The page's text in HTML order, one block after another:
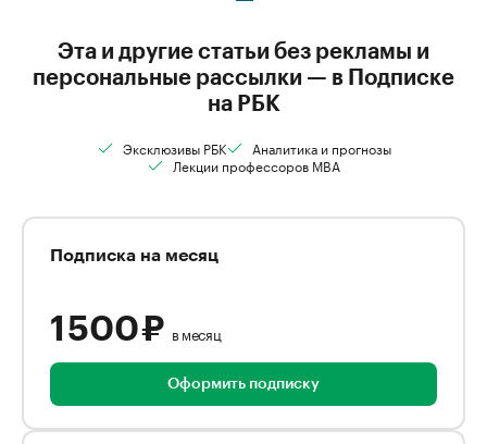
Эта и другие статьи без рекламы и
персональные рассылки — в Подписке
на РБК
Эксклюзивы РБК
Аналитика и прогнозы
Лекции профессоров MBA
Подписка на месяц
1 500 ₽ в месяц
Оформить подписку